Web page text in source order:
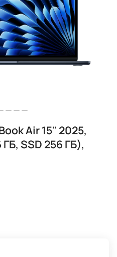
Air 15" 2025,
ГБ, SSD 256 ГБ),